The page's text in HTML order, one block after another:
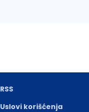
RSS
Uslovi korišćenja